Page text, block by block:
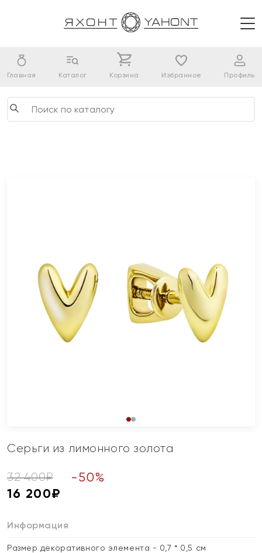
Главная Каталог Корзина Избранное Профиль
Серьги из лимонного золота
32 400₽ -50%
16 200₽
Информация
Размер декоративного элемента - 0,7 * 0,5 см